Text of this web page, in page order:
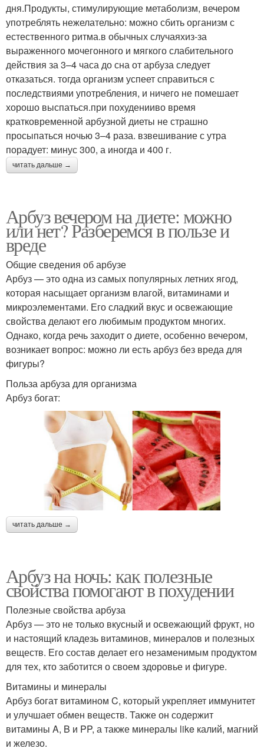
дня.Продукты, стимулирующие метаболизм, вечером
употреблять нежелательно: можно сбить организм с
естественного ритма.в обычных случаяхиз-за
выраженного мочегонного и мягкого слабительного
действия за 3–4 часа до сна от арбуза следует
отказаться. тогда организм успеет справиться с
последствиями употребления, и ничего не помешает
хорошо выспаться.при похуденииво время
кратковременной арбузной диеты не страшно
просыпаться ночью 3–4 раза. взвешивание с утра
порадует: минус 300, а иногда и 400 г.
читать дальше →
Арбуз вечером на диете: можно
или нет? Разберемся в пользе и
вреде
Общие сведения об арбузе
Арбуз — это одна из самых популярных летних ягод,
которая насыщает организм влагой, витаминами и
микроэлементами. Его сладкий вкус и освежающие
свойства делают его любимым продуктом многих.
Однако, когда речь заходит о диете, особенно вечером,
возникает вопрос: можно ли есть арбуз без вреда для
фигуры?
Польза арбуза для организма
Арбуз богат:
читать дальше →
Арбуз на ночь: как полезные
свойства помогают в похудении
Полезные свойства арбуза
Арбуз — это не только вкусный и освежающий фрукт, но
и настоящий кладезь витаминов, минералов и полезных
веществ. Его состав делает его незаменимым продуктом
для тех, кто заботится о своем здоровье и фигуре.
Витамины и минералы
Арбуз богат витамином C, который укрепляет иммунитет
и улучшает обмен веществ. Также он содержит
витамины A, B и PP, а также минералы like калий, магний
и железо.